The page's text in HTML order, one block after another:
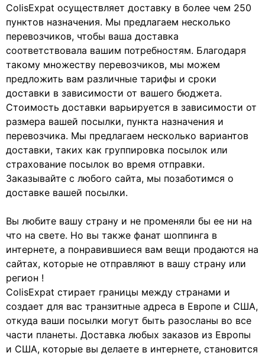
ColisExpat осуществляет доставку в более чем 250
пунктов назначения. Мы предлагаем несколько
перевозчиков, чтобы ваша доставка
соответствовала вашим потребностям. Благодаря
такому множеству перевозчиков, мы можем
предложить вам различные тарифы и сроки
доставки в зависимости от вашего бюджета.
Стоимость доставки варьируется в зависимости от
размера вашей посылки, пункта назначения и
перевозчика. Мы предлагаем несколько вариантов
доставки, таких как группировка посылок или
страхование посылок во время отправки.
Заказывайте с любого сайта, мы позаботимся о
доставке вашей посылки.
Вы любите вашу страну и не променяли бы ее ни на
что на свете. Но вы также фанат шоппинга в
интернете, а понравившиеся вам вещи продаются на
сайтах, которые не отправляют в вашу страну или
регион !
ColisExpat стирает границы между странами и
создает для вас транзитные адреса в Европе и США,
откуда ваши посылки могут быть разосланы во все
части планеты. Доставка любых заказов из Европы
и США, которые вы делаете в интернете, становится